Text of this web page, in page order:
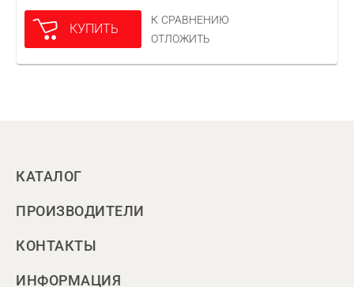
КУПИТЬ
К СРАВНЕНИЮ
ОТЛОЖИТЬ
КАТАЛОГ
ПРОИЗВОДИТЕЛИ
КОНТАКТЫ
ИНФОРМАЦИЯ